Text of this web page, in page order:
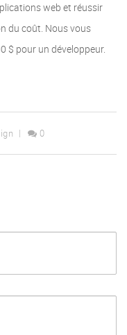
web et réussir
du coût. Nous vous
$ pour un développeur.
0